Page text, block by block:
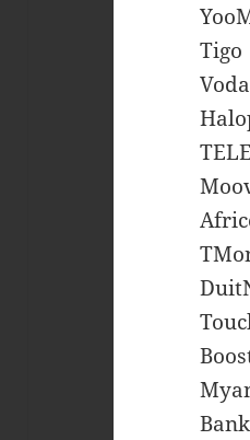
Tigo